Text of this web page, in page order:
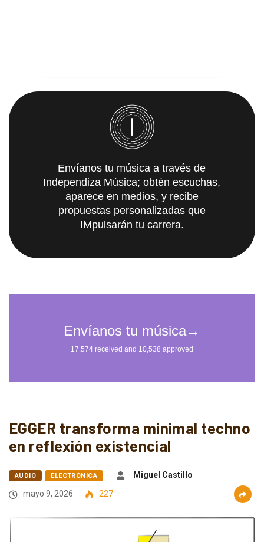
Envíanos tu música a través de
Independiza Música; obtén escuchas,
aparece en medios, y recibe
propuestas personalizadas que
IMpulsarán tu carrera.
EGGER transforma minimal techno
en reflexión existencial
AUDIO ELECTRÓNICA
Miguel Castillo
mayo 9, 2026
227